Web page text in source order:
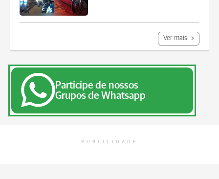
Ver mais
Participe de nossos
Grupos de Whatsapp
PUBLICIDADE